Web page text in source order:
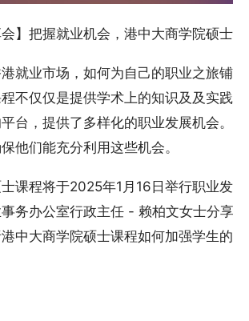
会】把握就业机会，港中大商学院硕士
就业市场，如何为自己的职业之旅铺
不仅仅是提供学术上的知识及及实践
台，提供了多样化的职业发展机会。
他们能充分利用这些机会。
课程将于2025年1月16日举行职业发
务办公室行政主任 - 赖柏文女士分享
中大商学院硕士课程如何加强学生的